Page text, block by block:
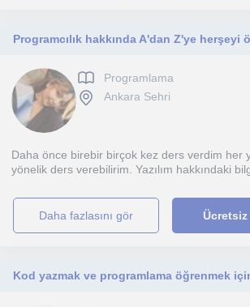
Programlama
Ankara Sehri
Daha önce birebir birçok kez ders verdim her
yönelik ders verebilirim. Yazılım hakkındaki
daha fazlasını gör